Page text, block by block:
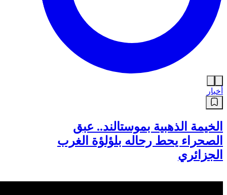
أخبار
الخيمة الذهبية بموستالند.. عبق
الصحراء يحط رحاله بلؤلؤة الغرب
الجزائري